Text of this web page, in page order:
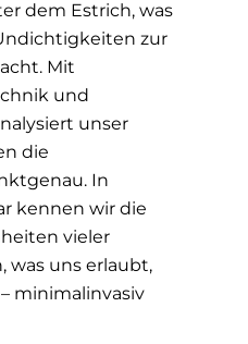
dem Estrich, was
zur
Mit
und
unser
die
In
kennen wir die
vieler
was uns erlaubt,
minimalinvasiv